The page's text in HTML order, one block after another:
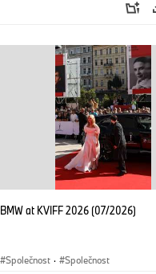
BMW at KVIFF 2026 (07/2026)
Společnost · Společnost